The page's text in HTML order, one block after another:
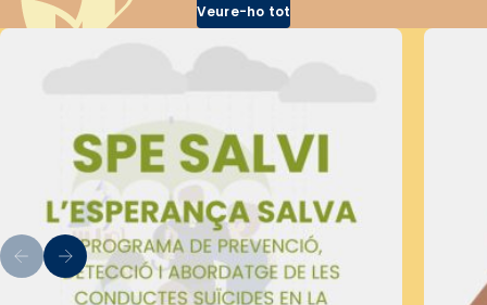
Veure-ho tot